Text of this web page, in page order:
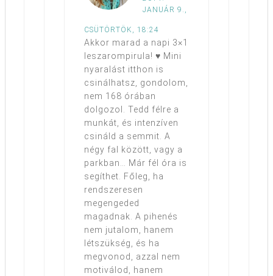
JANUÁR 9.,
CSÜTÖRTÖK, 18:24
Akkor marad a napi 3×1
leszarompirula! ♥ Mini
nyaralást itthon is
csinálhatsz, gondolom,
nem 168 órában
dolgozol. Tedd félre a
munkát, és intenzíven
csináld a semmit. A
négy fal között, vagy a
parkban… Már fél óra is
segíthet. Főleg, ha
rendszeresen
megengeded
magadnak. A pihenés
nem jutalom, hanem
létszükség, és ha
megvonod, azzal nem
motiválod, hanem